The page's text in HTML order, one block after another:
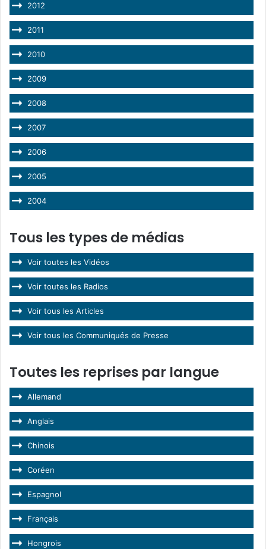
2012
2011
2010
2009
2008
2007
2006
2005
2004
Tous les types de médias
Voir toutes les Vidéos
Voir toutes les Radios
Voir tous les Articles
Voir tous les Communiqués de Presse
Toutes les reprises par langue
Allemand
Anglais
Chinois
Coréen
Espagnol
Français
Hongrois